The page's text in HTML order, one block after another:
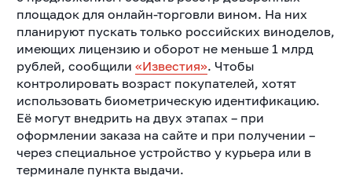
площадок для онлайн-торговли вином. На них
планируют пускать только российских виноделов,
имеющих лицензию и оборот не меньше 1 млрд
рублей, сообщили «Известия». Чтобы
контролировать возраст покупателей, хотят
использовать биометрическую идентификацию.
Её могут внедрить на двух этапах – при
оформлении заказа на сайте и при получении –
через специальное устройство у курьера или в
терминале пункта выдачи.